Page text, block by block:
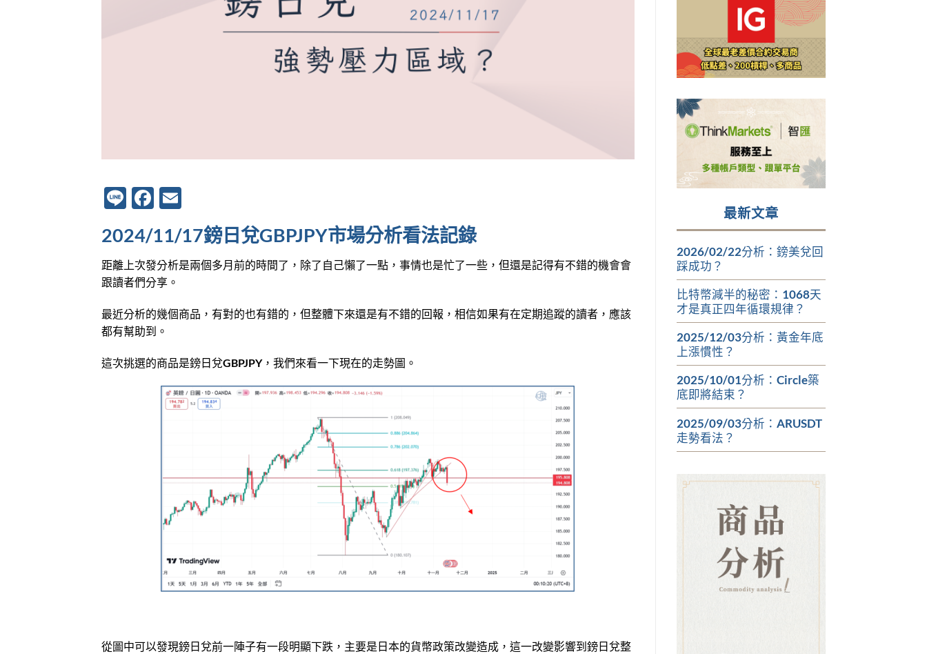
LineFacebook
2024/11/17鎊日兌GBPJPY市場分析看法記錄
距離上次發分析是兩個多月前的時間了，除了自己懶了一點，事情也是忙了一些，但還是記得有不錯的機會會
跟讀者們分享。
最近分析的幾個商品，有對的也有錯的，但整體下來還是有不錯的回報，相信如果有在定期追蹤的讀者，應該
都有幫助到。
這次挑選的商品是鎊日兌GBPJPY，我們來看一下現在的走勢圖。
從圖中可以發現鎊日兌前一陣子有一段明顯下跌，主要是日本的貨幣政策改變造成，這一改變影響到鎊日兌整
最新文章
2026/02/22分析：鎊美兌回
踩成功？
比特幣減半的秘密：1068天
才是真正四年循環規律？
2025/12/03分析：黃金年底
上漲慣性？
2025/10/01分析：Circle築
底即將結束？
2025/09/03分析：ARUSDT
走勢看法？